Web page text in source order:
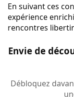
En suivant ces
expérience
rencontres
Envie de
Débloquez